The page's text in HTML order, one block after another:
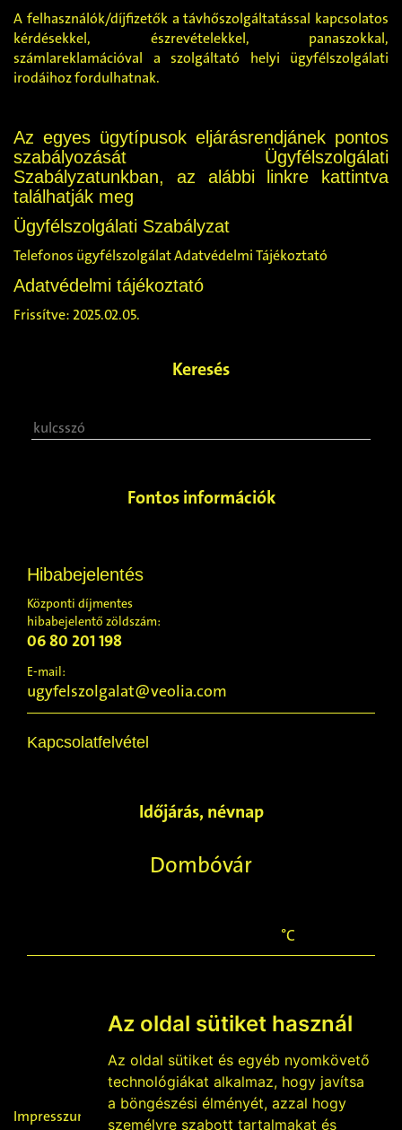
Az oldal sütiket használ
Az oldal sütiket és egyéb nyomkövető
technológiákat alkalmaz, hogy javítsa
a böngészési élményét, azzal hogy
személyre szabott tartalmakat és
A felhasználók/díjfizetők a távhőszolgáltatással kapcsolatos
kérdésekkel, észrevételekkel, panaszokkal,
számlareklamációval a szolgáltató helyi ügyfélszolgálati
irodáihoz fordulhatnak.
Az egyes ügytípusok eljárásrendjánek pontos
szabályozását Ügyfélszolgálati
Szabályzatunkban, az alábbi linkre kattintva
találhatják meg
Ügyfélszolgálati Szabályzat
Telefonos ügyfélszolgálat Adatvédelmi Tájékoztató
Adatvédelmi tájékoztató
Frissítve: 2025.02.05.
Keresés
Fontos információk
Hibabejelentés
Központi díjmentes
hibabejelentő zöldszám:
06 80 201 198
E-mail:
ugyfelszolgalat@veolia.com
Kapcsolatfelvétel
Időjárás, névnap
Dombóvár
°C
2026-08-07
Impresszum